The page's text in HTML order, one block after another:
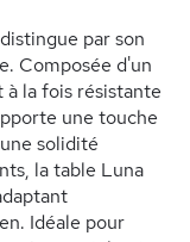
par son
Composée d'un
la fois résistante
une touche
solidité
la table Luna
Idéale pour